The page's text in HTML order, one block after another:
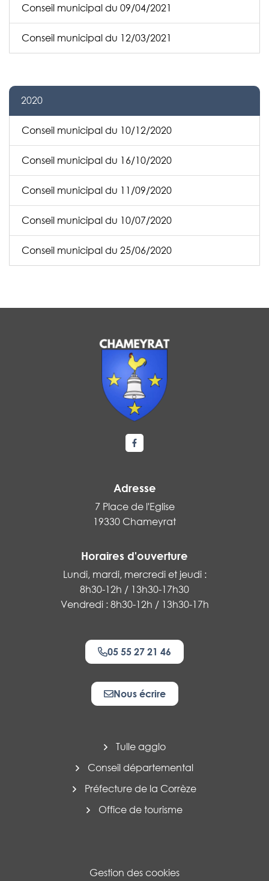
Conseil municipal du 09/04/2021
Conseil municipal du 12/03/2021
2020
Conseil municipal du 10/12/2020
Conseil municipal du 16/10/2020
Conseil municipal du 11/09/2020
Conseil municipal du 10/07/2020
Conseil municipal du 25/06/2020
Lien vers le compte Facebook
Adresse
7 Place de l'Eglise
19330 Chameyrat
Horaires d'ouverture
Lundi, mardi, mercredi et jeudi :
8h30-12h / 13h30-17h30
Vendredi : 8h30-12h / 13h30-17h
05 55 27 21 46
Nous écrire
Tulle agglo
Conseil départemental
Préfecture de la Corrèze
Office de tourisme
Gestion des cookies